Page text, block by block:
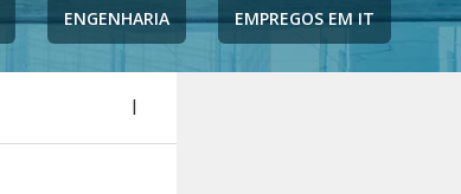
ENGENHARIA EMPREGOS EM IT
|